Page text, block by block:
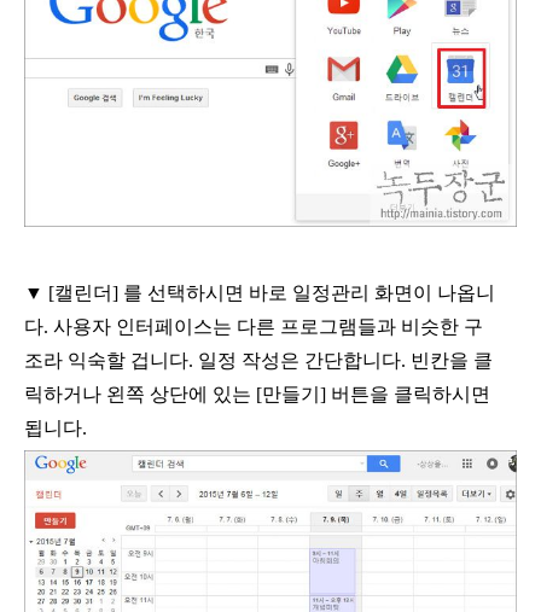
▼ [캘린더] 를 선택하시면 바로 일정관리 화면이 나옵니
다. 사용자 인터페이스는 다른 프로그램들과 비슷한 구
조라 익숙할 겁니다. 일정 작성은 간단합니다. 빈칸을 클
릭하거나 왼쪽 상단에 있는 [만들기 ] 버튼을 클릭하시면
됩니다.